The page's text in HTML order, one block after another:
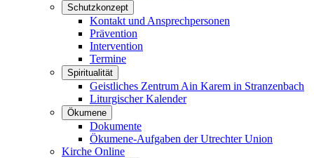
Schutzkonzept
Kontakt und Ansprechpersonen
Prävention
Intervention
Termine
Spiritualität
Geistliches Zentrum Ain Karem in Stranzenbach
Liturgischer Kalender
Ökumene
Dokumente
Ökumene-Aufgaben der Utrechter Union
Kirche Online